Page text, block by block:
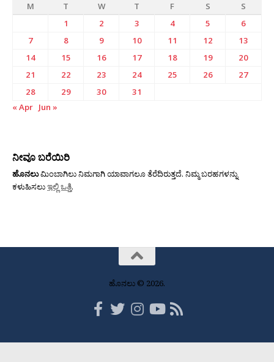
M
T W T F S
S
1
2 3 4 5
6
7
8 9 10 11 12
13
14
15 16 17 18 19
20
21
22 23 24 25 26
27
28
29 30
31
« Apr Jun »
ನೀವೂ ಬರೆಯಿರಿ
ಹೊನಲುಮಿಂಬಾಗಿಲು ನಿಮಗಾಗಿ ಯಾವಾಗಲೂ ತೆರೆದಿರುತ್ತದೆ. ನಿಮ್ಮ ಬರಹಗಳನ್ನು
ಕಳುಹಿಸಲುಇಲ್ಲಿ ಒತ್ತಿ.
ಹೊನಲು © 2026.